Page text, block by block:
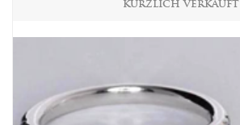
KÜRZLICH VERKAUFT